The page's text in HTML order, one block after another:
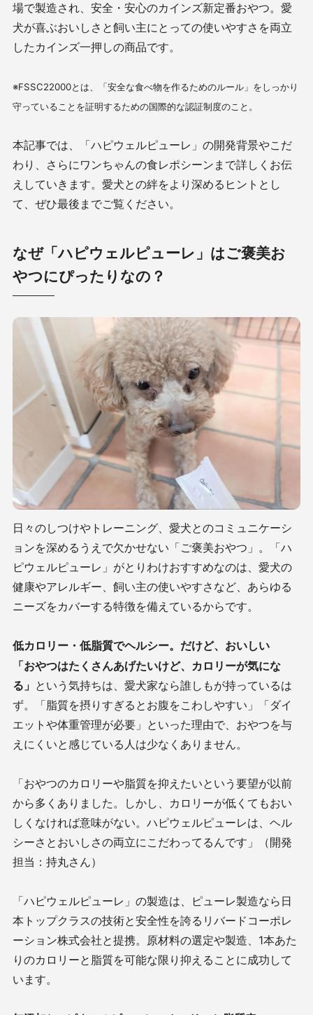
場で製造され、安全・安心のカインズ新定番おやつ。愛
犬が喜ぶおいしさと飼い主にとっての使いやすさを両立
したカインズ一押しの商品です。
※FSSC22000とは、「安全な食べ物を作るためのルール」をしっかり
守っていることを証明するための国際的な認証制度のこと。
本記事では、「ハピウェルピューレ」の開発背景やこだ
わり、さらにワンちゃんの食レポシーンまで詳しくお伝
えしていきます。愛犬との絆をより深めるヒントとし
て、ぜひ最後までご覧ください。
なぜ「ハピウェルピューレ」はご褒美お
やつにぴったりなの？
日々のしつけやトレーニング、愛犬とのコミュニケーシ
ョンを深めるうえで欠かせない「ご褒美おやつ」。「ハ
ピウェルピューレ」がとりわけおすすめなのは、愛犬の
健康やアレルギー、飼い主の使いやすさなど、あらゆる
ニーズをカバーする特徴を備えているからです。
低カロリー・低脂質でヘルシー。だけど、おいしい
「おやつはたくさんあげたいけど、カロリーが気にな
る」 という気持ちは、愛犬家なら誰しもが持っているは
ず。「脂質を摂りすぎるとお腹をこわしやすい」「ダイ
エットや体重管理が必要」といった理由で、おやつを与
えにくいと感じている人は少なくありません。
「おやつのカロリーや脂質を抑えたいという要望が以前
から多くありました。しかし、カロリーが低くてもおい
しくなければ意味がない。ハピウェルピューレは、ヘル
シーさとおいしさの両立にこだわってるんです」（開発
担当：持丸さん）
「ハピウェルピューレ」の製造は、ピューレ製造なら日
本トップクラスの技術と安全性を誇るリバードコーポレ
ーション株式会社と提携。原材料の選定や製造、1本あた
りのカロリーと脂質を可能な限り抑えることに成功して
います。